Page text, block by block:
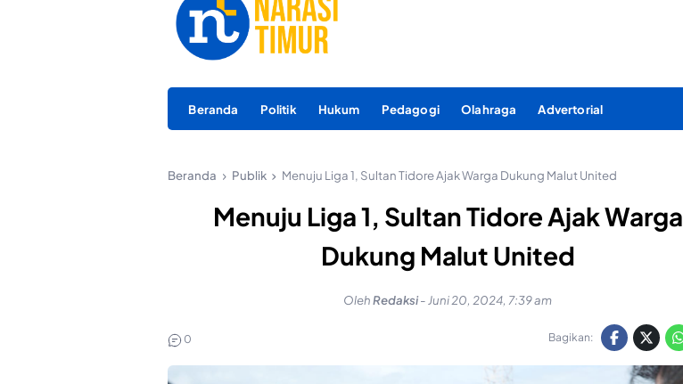
Beranda Politik Hukum Pedagogi Olahraga Advertorial
Beranda Publik Menuju Liga 1, Sultan Tidore Ajak Warga Dukung Malut United
Menuju Liga 1, Sultan Tidore Ajak Warga
Dukung Malut United
OlehRedaksi- Juni 20, 2024, 7:39 am
0 Bagikan: